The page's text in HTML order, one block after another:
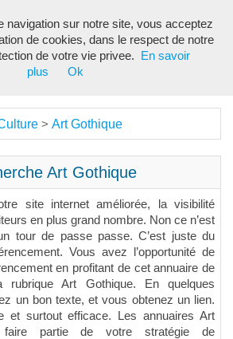
> Art Gothique
Art Gothique
site internet améliorée, la visibilité
en plus grand nombre. Non ce n’est
tour de passe passe. C’est juste du
Vous avez l’opportunité de
en profitant de cet annuaire de
Art Gothique. En quelques
un bon texte, et vous obtenez un lien.
et surtout efficace. Les annuaires Art
faire partie de votre stratégie de
navigation sur notre site, vous acceptez
de cookies, dans le respect de notre
de votre vie privee.
En savoir
plus
Ok